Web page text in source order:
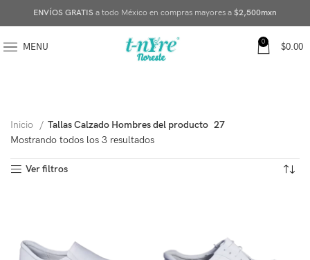
ENVÍOS GRATIS a todo México en compras mayores a $2,500mxn
MENU 0 $0.00
Inicio Tallas Calzado Hombres del producto 27
Mostrando todos los 3 resultados
Ver filtros